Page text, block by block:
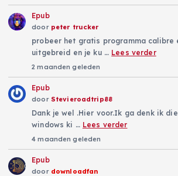
Epub
door peter trucker
probeer het gratis programma calibre
uitgebreid en je ku … Lees verder
2 maanden geleden
Epub
door Stevieroadtrip88
Dank je wel .Hier voor.Ik ga denk ik
windows ki … Lees verder
4 maanden geleden
Epub
door downloadfan